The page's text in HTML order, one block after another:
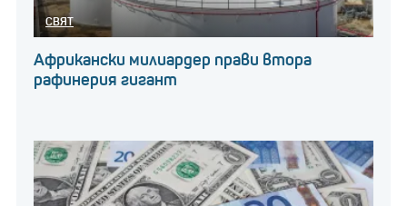
СВЯТ
Африкански милиардер прави втора
рафинерия гигант